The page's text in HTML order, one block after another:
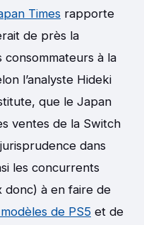
Times rapporte
de près la
à la
l’analyste Hideki
que le Japan
ventes de la Switch
dans
les concurrents
donc) à en faire de
de PS5 et de